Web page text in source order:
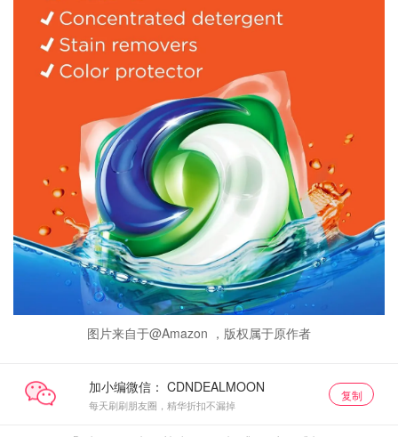
图片来自于@Amazon ，版权属于原作者
加小编微信：
每天刷刷朋友圈，精华折扣不漏掉
复制